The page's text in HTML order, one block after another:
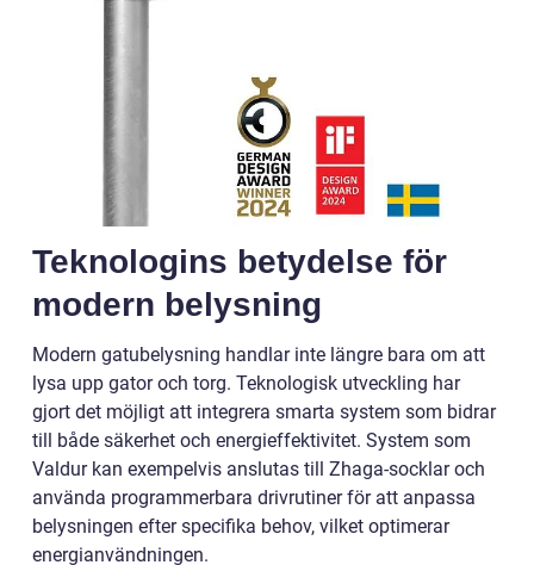
Teknologins betydelse för
modern belysning
Modern gatubelysning handlar inte längre bara om att
lysa upp gator och torg. Teknologisk utveckling har
gjort det möjligt att integrera smarta system som bidrar
till både säkerhet och energieffektivitet. System som
Valdur kan exempelvis anslutas till Zhaga-socklar och
använda programmerbara drivrutiner för att anpassa
belysningen efter specifika behov, vilket optimerar
energianvändningen.